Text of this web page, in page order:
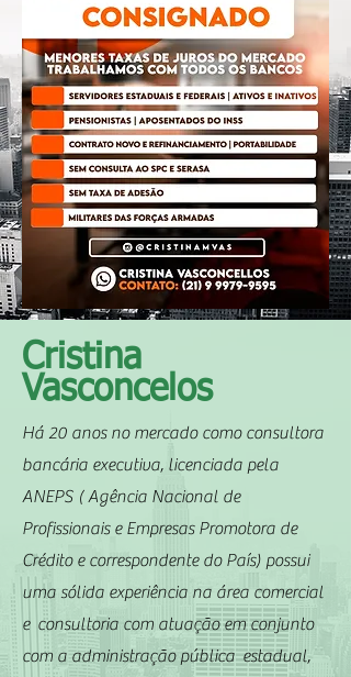
Cristina
Vasconcelos
Há 20 anos no mercado como consultora
bancária executiva, licenciada pela
ANEPS ( Agência Nacional de
Profissionais e Empresas Promotora de
Crédito e correspondente do País) possui
uma sólida experiência na área comercial
e consultoria com atuação em conjunto
com a administração pública estadual,